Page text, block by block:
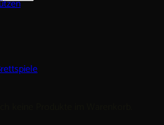
keine Produkte im Warenkorb.